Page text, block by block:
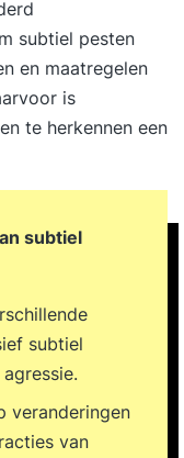
subtiel pesten
en maatregelen
is
te herkennen een
subtiel
subtiel
veranderingen
van